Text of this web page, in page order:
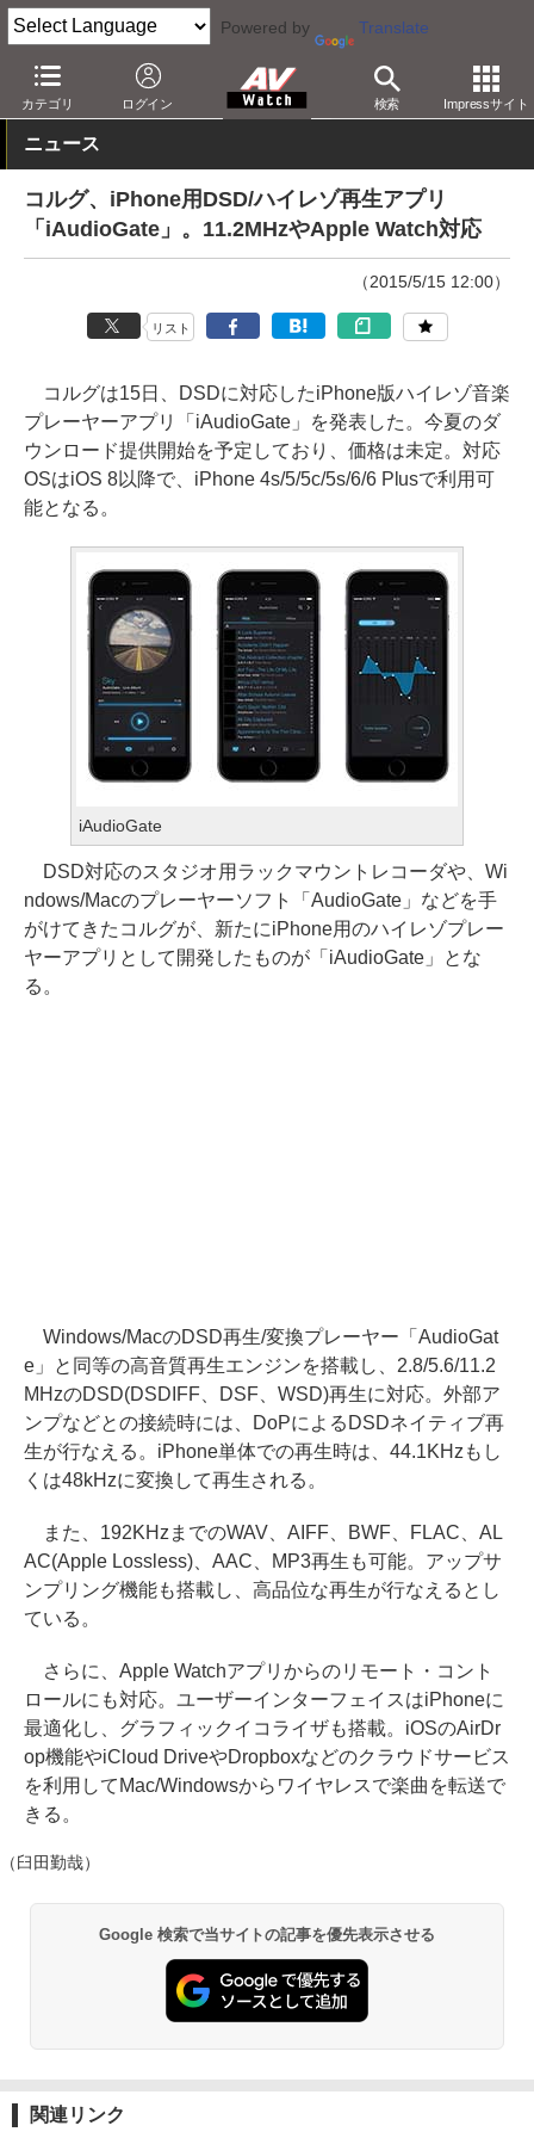
Powered by Translate
カテゴリ ログイン 検索 Impressサイト
AV Watch 製品 アプリ/ソフトウェア
ニュース
コルグ、iPhone用DSD/ハイレゾ再生アプリ
「iAudioGate」。11.2MHzやApple Watch対応
（2015/5/15 12:00）
リスト
コルグは15日、DSDに対応したiPhone版ハイレゾ音楽
プレーヤーアプリ「iAudioGate」を発表した。今夏のダ
ウンロード提供開始を予定しており、価格は未定。対応
OSはiOS 8以降で、iPhone 4s/5/5c/5s/6/6 Plusで利用可
能となる。
iAudioGate
DSD対応のスタジオ用ラックマウントレコーダや、Wi
ndows/Macのプレーヤーソフト「AudioGate」などを手
がけてきたコルグが、新たにiPhone用のハイレゾプレー
ヤーアプリとして開発したものが「iAudioGate」とな
る。
Windows/MacのDSD再生/変換プレーヤー「AudioGat
e」と同等の高音質再生エンジンを搭載し、2.8/5.6/11.2
MHzのDSD(DSDIFF、DSF、WSD)再生に対応。外部ア
ンプなどとの接続時には、DoPによるDSDネイティブ再
生が行なえる。iPhone単体での再生時は、44.1KHzもし
くは48kHzに変換して再生される。
また、192KHzまでのWAV、AIFF、BWF、FLAC、AL
AC(Apple Lossless)、AAC、MP3再生も可能。アップサ
ンプリング機能も搭載し、高品位な再生が行なえるとし
ている。
さらに、Apple Watchアプリからのリモート・コント
ロールにも対応。ユーザーインターフェイスはiPhoneに
最適化し、グラフィックイコライザも搭載。iOSのAirDr
op機能やiCloud DriveやDropboxなどのクラウドサービス
を利用してMac/Windowsからワイヤレスで楽曲を転送で
きる。
（臼田勤哉）
Google 検索で当サイトの記事を優先表示させる
関連リンク